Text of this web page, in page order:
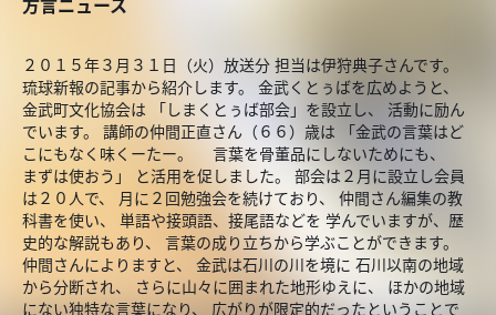
方言ニュース
２０１５年３月３１日（火）放送分 担当は伊狩典子さんです。
琉球新報の記事から紹介します。 金武くとぅばを広めようと、
金武町文化協会は 「しまくとぅば部会」を設立し、 活動に励ん
でいます。 講師の仲間正直さん（６６）歳は 「金武の言葉はど
こにもなく味くーたー。 言葉を骨董品にしないためにも、
まずは使おう」 と活用を促しました。 部会は２月に設立し会員
は２０人で、 月に２回勉強会を続けており、 仲間さん編集の教
科書を使い、 単語や接頭語、接尾語などを 学んでいますが、歴
史的な解説もあり、 言葉の成り立ちから学ぶことができます。
仲間さんによりますと、 金武は石川の川を境に 石川以南の地域
から分断され、 さらに山々に囲まれた地形ゆえに、 ほかの地域
にない独特な言葉になり、 広がりが限定的だったということで